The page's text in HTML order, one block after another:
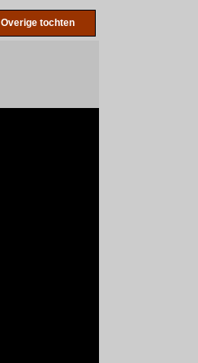
Overige tochten